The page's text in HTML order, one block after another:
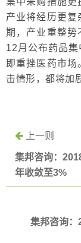
产业将经历更复
期，产业重整势
12月公布药品
即重挫医药市
击情形，都将加
上一则
集邦咨询：
年收敛至3%
集邦咨询：